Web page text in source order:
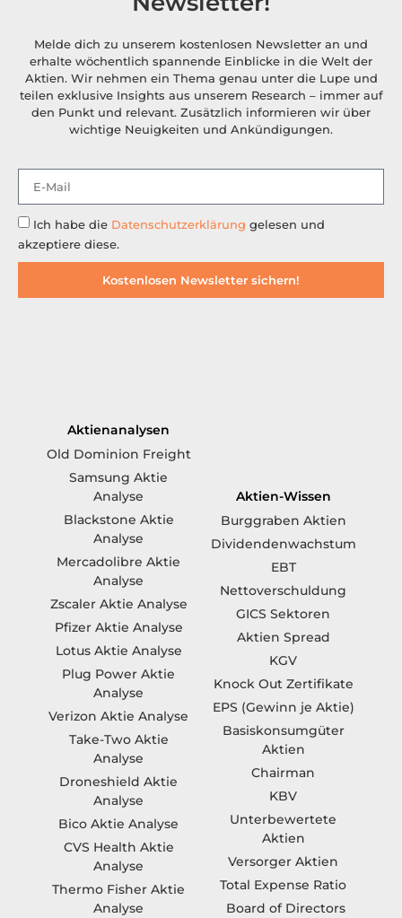
Melde dich zu unserem kostenlosen Newsletter an und
erhalte wöchentlich spannende Einblicke in die Welt der
Aktien. Wir nehmen ein Thema genau unter die Lupe und
teilen exklusive Insights aus unserem Research – immer auf
den Punkt und relevant. Zusätzlich informieren wir über
wichtige Neuigkeiten und Ankündigungen.
Ich habe die Datenschutzerklärung gelesen und
akzeptiere diese.
Kostenlosen Newsletter sichern!
Aktienanalysen
Old Dominion Freight
Samsung Aktie
Analyse
Blackstone Aktie
Analyse
Mercadolibre Aktie
Analyse
Zscaler Aktie Analyse
Pfizer Aktie Analyse
Lotus Aktie Analyse
Plug Power Aktie
Analyse
Verizon Aktie Analyse
Take-Two Aktie
Analyse
Droneshield Aktie
Analyse
Bico Aktie Analyse
CVS Health Aktie
Analyse
Thermo Fisher Aktie
Analyse
Aktien-Wissen
Burggraben Aktien
Dividendenwachstum
EBT
Nettoverschuldung
GICS Sektoren
Aktien Spread
KGV
Knock Out Zertifikate
EPS (Gewinn je Aktie)
Basiskonsumgüter
Aktien
Chairman
KBV
Unterbewertete
Aktien
Versorger Aktien
Total Expense Ratio
Board of Directors